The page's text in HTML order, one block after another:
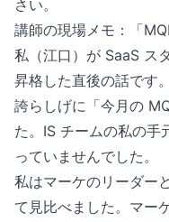
さい。
講師の現場メモ：「
私（江口）が SaaS ス
昇格した直後の話です
誇らしげに「今月の
た。IS チームの私の手
っていませんでした。
私はマーケのリーダー
て見比べました。マー